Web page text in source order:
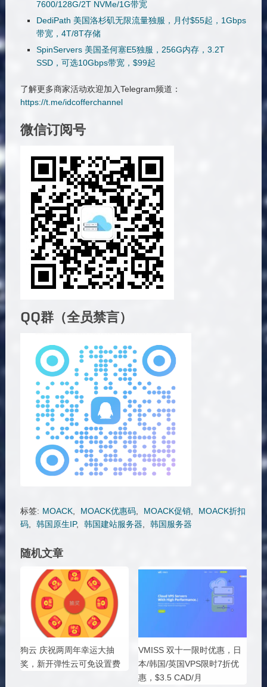
7600/128G/2T NVMe/1G带宽
DediPath 美国洛杉矶无限流量独服，月付$55起，1Gbps
带宽，4T/8T存储
SpinServers 美国圣何塞E5独服，256G内存，3.2T
SSD，可选10Gbps带宽，$99起
了解更多商家活动欢迎加入Telegram频道：
https://t.me/idcofferchannel
微信订阅号
QQ群（全员禁言）
标签: MOACK, MOACK优惠码, MOACK促销,
MOACK折扣
码, 韩国原生IP, 韩国建站服务器 韩国服务器
随机文章
狗云 庆祝两周年幸运大抽
奖，新开弹性云可免设置费
VMISS 双十一限时优惠，日
本/韩国/英国VPS限时7折优
惠，$3.5 CAD/月